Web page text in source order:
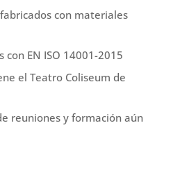
con materiales
EN ISO 14001-2015
el Teatro Coliseum de
reuniones y formación aún